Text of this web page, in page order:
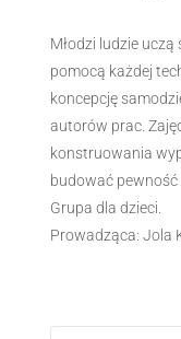
Młodzi ludzie
pomocą każdej
koncepcję
autorów prac.
konstruowania
budować pewność
Grupa dla dzieci.
Prowadząca: Jola